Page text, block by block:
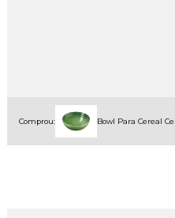
Comprou: Bowl Para Cereal